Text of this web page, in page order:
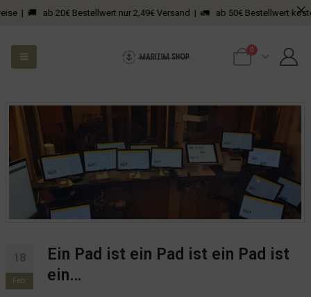
🚚 ab 20€ Bestellwert nur 2,49€ Versand | 🚛 ab 50€ Bestellwert
0
18
Feb.
Ein Pad ist ein Pad ist ein Pad ist
ein…